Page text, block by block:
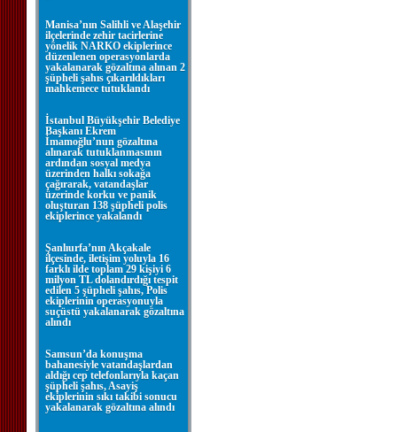
Manisa’nın Salihli ve Alaşehir
ilçelerinde zehir tacirlerine
yönelik NARKO ekiplerince
düzenlenen operasyonlarda
yakalanarak gözaltına alınan 2
şüpheli şahıs çıkarıldıkları
mahkemece tutuklandı
İstanbul Büyükşehir Belediye
Başkanı Ekrem
İmamoğlu’nun gözaltına
alınarak tutuklanmasının
ardından sosyal medya
üzerinden halkı sokağa
çağırarak, vatandaşlar
üzerinde korku ve panik
oluşturan 138 şüpheli polis
ekiplerince yakalandı
Şanlıurfa’nın Akçakale
ilçesinde, iletişim yoluyla 16
farklı ilde toplam 29 kişiyi 6
milyon TL dolandırdığı tespit
edilen 5 şüpheli şahıs, Polis
ekiplerinin operasyonuyla
suçüstü yakalanarak gözaltına
alındı
Samsun’da konuşma
bahanesiyle vatandaşlardan
aldığı cep telefonlarıyla kaçan
şüpheli şahıs, Asayiş
ekiplerinin sıkı takibi sonucu
yakalanarak gözaltına alındı